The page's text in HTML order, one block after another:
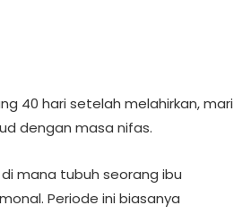
40 hari setelah melahirkan, mari
dengan masa nifas.
mana tubuh seorang ibu
Periode ini biasanya